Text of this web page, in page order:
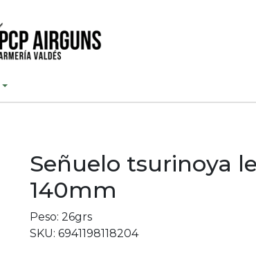
Señuelo tsurinoya
140mm
Peso: 26grs
SKU: 6941198118204